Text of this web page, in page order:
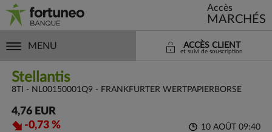
Accès
MARCHÉS
MENU ACCÈS CLIENT
et suivi de souscription
Stellantis
8TI - NL00150001Q9 - FRANKFURTER WERTPAPIERBORSE
4,76 EUR
-0,73 %
10 AOÛT 09:40